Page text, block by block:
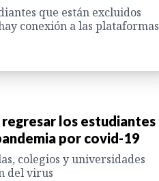
que están excluidos
conexión a las plataformas
los estudiantes
por covid-19
colegios y universidades
del virus